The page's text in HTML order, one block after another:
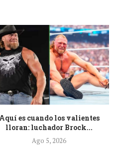
Aquí es cuando los valientes
lloran: luchador Brock...
Ago 5, 2026